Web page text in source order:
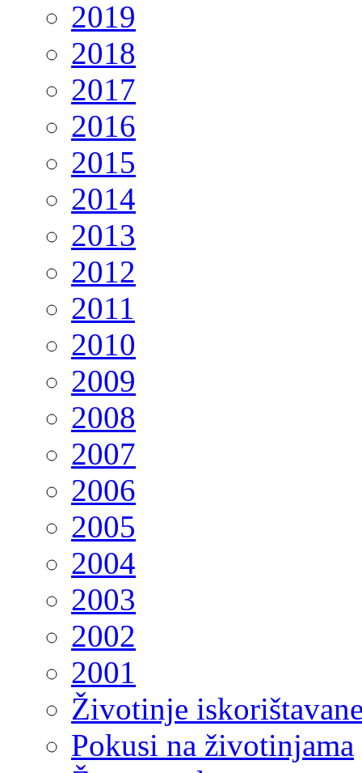
2019
2018
2017
2016
2015
2014
2013
2012
2011
2010
2009
2008
2007
2006
2005
2004
2003
2002
2001
Životinje
Pokusi na životinjama